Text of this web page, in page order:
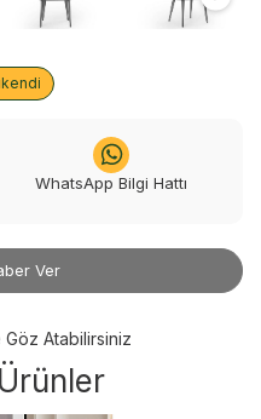
WhatsApp Bilgi Hattı
Ver
Atabilirsiniz